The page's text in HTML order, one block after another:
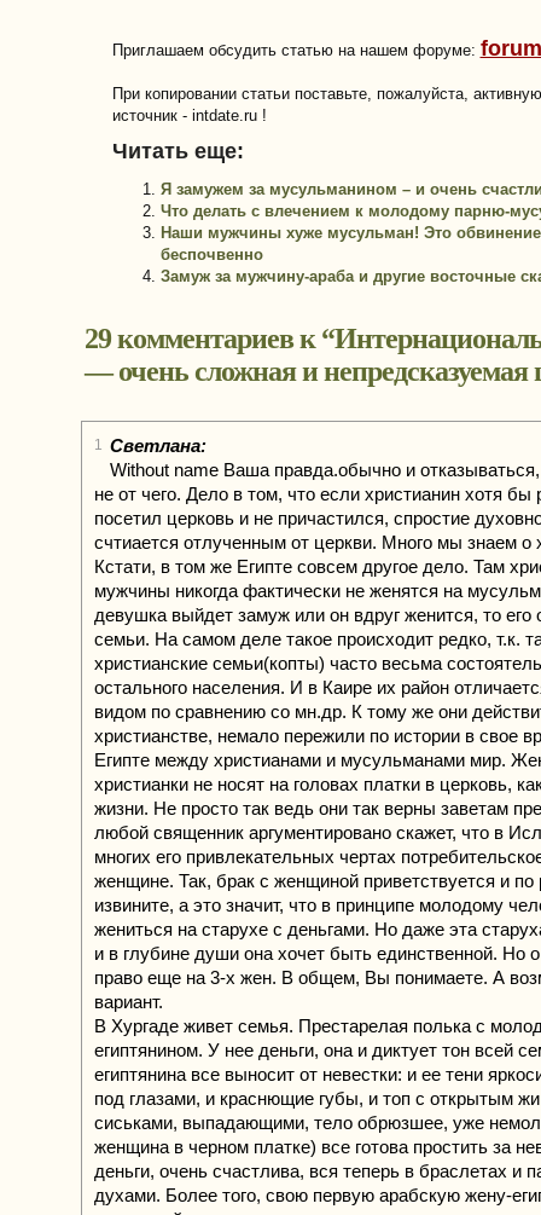
Приглашаем обсудить статью на нашем форуме:
При копировании статьи поставьте, пожалуйста,
источник - intdate.ru !
Читать еще:
Я замужем за мусульманином – и очень
Что делать с влечением к молодому парню-
Наши мужчины хуже мусульман! Это
беспочвенно
Замуж за мужчину-араба и другие восточные
29 комментариев к “
— очень сложная и непредсказуемая
1 Светлана:
Without name Ваша правда.обычно и
не от чего. Дело в том, что если христианин хотя бы
посетил церковь и не причастился, спростие
счтиается отлученным от церкви. Много мы знаем о
Кстати, в том же Египте совсем другое дело. Там
мужчины никогда фактически не женятся на
девушка выйдет замуж или он вдруг женится, то его
семьи. На самом деле такое происходит редко, т.к.
христианские семьи(копты) часто весьма
остального населения. И в Каире их район
видом по сравнению со мн.др. К тому же они
христианстве, немало пережили по истории в свое
Египте между христианами и мусульманами мир.
христианки не носят на головах платки в церковь,
жизни. Не просто так ведь они так верны заветам
любой священник аргументировано скажет, что в
многих его привлекательных чертах
женщине. Так, брак с женщиной приветствуется и по
извините, а это значит, что в принципе молодому
жениться на старухе с деньгами. Но даже эта
и в глубине души она хочет быть единственной. Но
право еще на 3-х жен. В общем, Вы понимаете. А
вариант.
В Хургаде живет семья. Престарелая полька с
египтянином. У нее деньги, она и диктует тон всей
египтянина все выносит от невестки: и ее тени
под глазами, и краснющие губы, и топ с открытым
сиськами, выпадающими, тело обрюзшее, уже
женщина в черном платке) все готова простить за
деньги, очень счастлива, вся теперь в браслетах и
духами. Более того, свою первую арабскую жену-